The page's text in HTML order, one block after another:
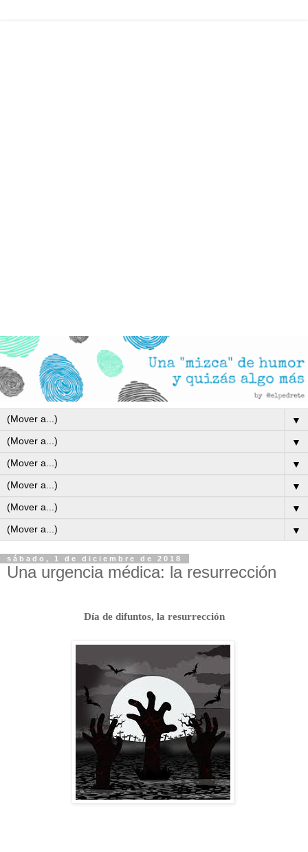
▼
▼
▼
▼
▼
▼
sábado, 1 de diciembre de 2018
Una urgencia médica: la resurrección
Día de difuntos, la resurrección